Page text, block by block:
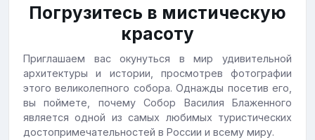
Погрузитесь в мистическую
красоту
Приглашаем вас окунуться в мир удивительной
архитектуры и истории, просмотрев фотографии
этого великолепного собора. Однажды посетив его,
вы поймете, почему Собор Василия Блаженного
является одной из самых любимых туристических
достопримечательностей в России и всему миру.